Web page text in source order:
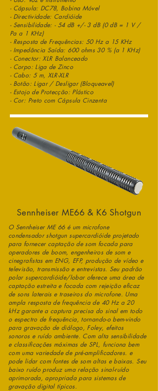
- Cápsula: DC78, Bobina Móvel
- Directividade: Cardióide
- Sensibilidade: - 54 dB +/- 3 dB (0 dB = 1 V /
Pa a 1 KHz)
- Resposta de Frequências: 50 Hz a 15 KHz
- Impedância Saída: 600 ohms 30 % (a 1 KHz)
- Conector: XLR Balanceado
- Corpo: Liga de Zinco
- Cabo: 5 m, XLR-XLR
- Botão: Ligar / Desligar (Bloqueavel)
- Estojo de Protecção: Plástico
- Cor: Preto com Cápsula Cinzenta
Sennheiser ME66 & K6 Shotgun
O Sennheiser ME 66 é um microfone
condensador shotgun supercardióide projetado
para fornecer captação de som focada para
operadores de boom, engenheiros de som e
cinegrafistas em ENG, EFP, produção de vídeo e
televisão, transmissão e entrevistas. Seu padrão
polar supercardióide/lobar oferece uma área de
captação estreita e focada com rejeição eficaz
de sons laterais e traseiros do microfone. Uma
ampla resposta de frequência de 40 Hz a 20
kHz garante a captura precisa do sinal em todo
o espectro de frequência, tornando-o bem-vindo
para gravação de diálogo, Foley, efeitos
sonoros e ruído ambiente. Com alta sensibilidade
e classificações máximas de SPL, funciona bem
com uma variedade de pré-amplificadores. e
pode lidar com fontes de som altas e baixas. Seu
baixo ruído produz uma relação sinal-ruído
aprimorada, apropriada para sistemas de
gravação digital típicos.